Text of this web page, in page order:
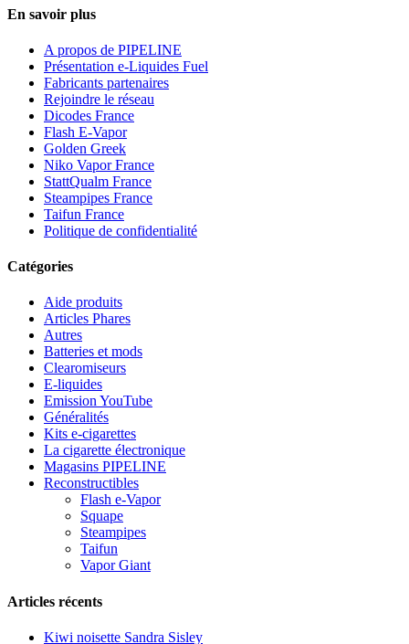
En savoir plus
A propos de PIPELINE
Présentation e-Liquides Fuel
Fabricants partenaires
Rejoindre le réseau
Dicodes France
Flash E-Vapor
Golden Greek
Niko Vapor France
StattQualm France
Steampipes France
Taifun France
Politique de confidentialité
Catégories
Aide produits
Articles Phares
Autres
Batteries et mods
Clearomiseurs
E-liquides
Emission YouTube
Généralités
Kits e-cigarettes
La cigarette électronique
Magasins PIPELINE
Reconstructibles
Flash e-Vapor
Squape
Steampipes
Taifun
Vapor Giant
Articles récents
Kiwi noisette Sandra Sisley